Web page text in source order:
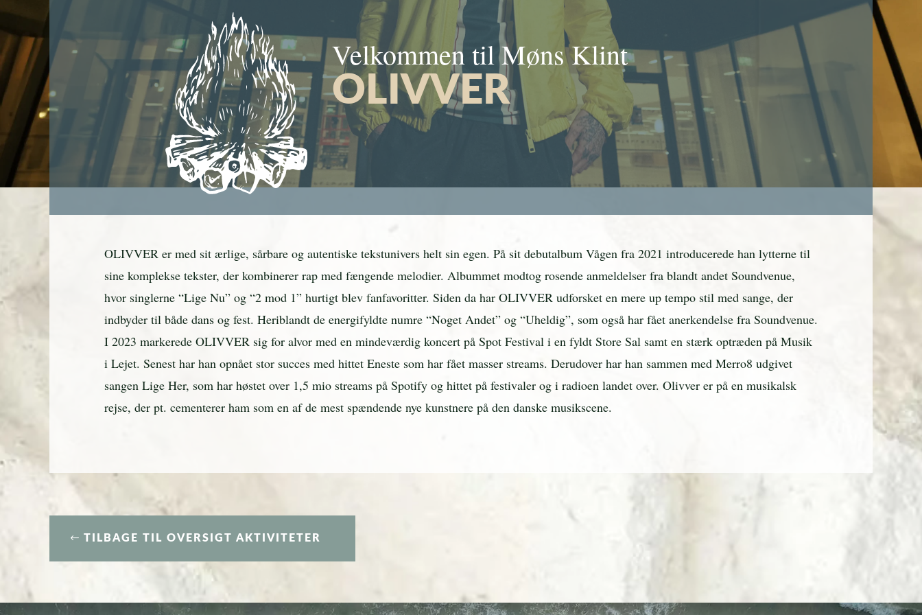
Velkommen til Møns Klint
OLIVVER
OLIVVER er med sit ærlige, sårbare og autentiske tekstunivers helt sin egen. På sit debutalbum Vågen fra 2021 introducerede han lytterne til
sine komplekse tekster, der kombinerer rap med fængende melodier. Albummet modtog rosende anmeldelser fra blandt andet Soundvenue,
hvor singlerne “Lige Nu” og “2 mod 1” hurtigt blev fanfavoritter. Siden da har OLIVVER udforsket en mere up tempo stil med sange, der
indbyder til både dans og fest. Heriblandt de energifyldte numre “Noget Andet” og “Uheldig”, som også har fået anerkendelse fra Soundvenue.
I 2023 markerede OLIVVER sig for alvor med en mindeværdig koncert på Spot Festival i en fyldt Store Sal samt en stærk optræden på Musik
i Lejet. Senest har han opnået stor succes med hittet Eneste som har fået masser streams. Derudover har han sammen med Merro8 udgivet
sangen Lige Her, som har høstet over 1,5 mio streams på Spotify og hittet på festivaler og i radioen landet over. Olivver er på en musikalsk
rejse, der pt. cementerer ham som en af de mest spændende nye kunstnere på den danske musikscene.
TILBAGE TIL OVERSIGT AKTIVITETER